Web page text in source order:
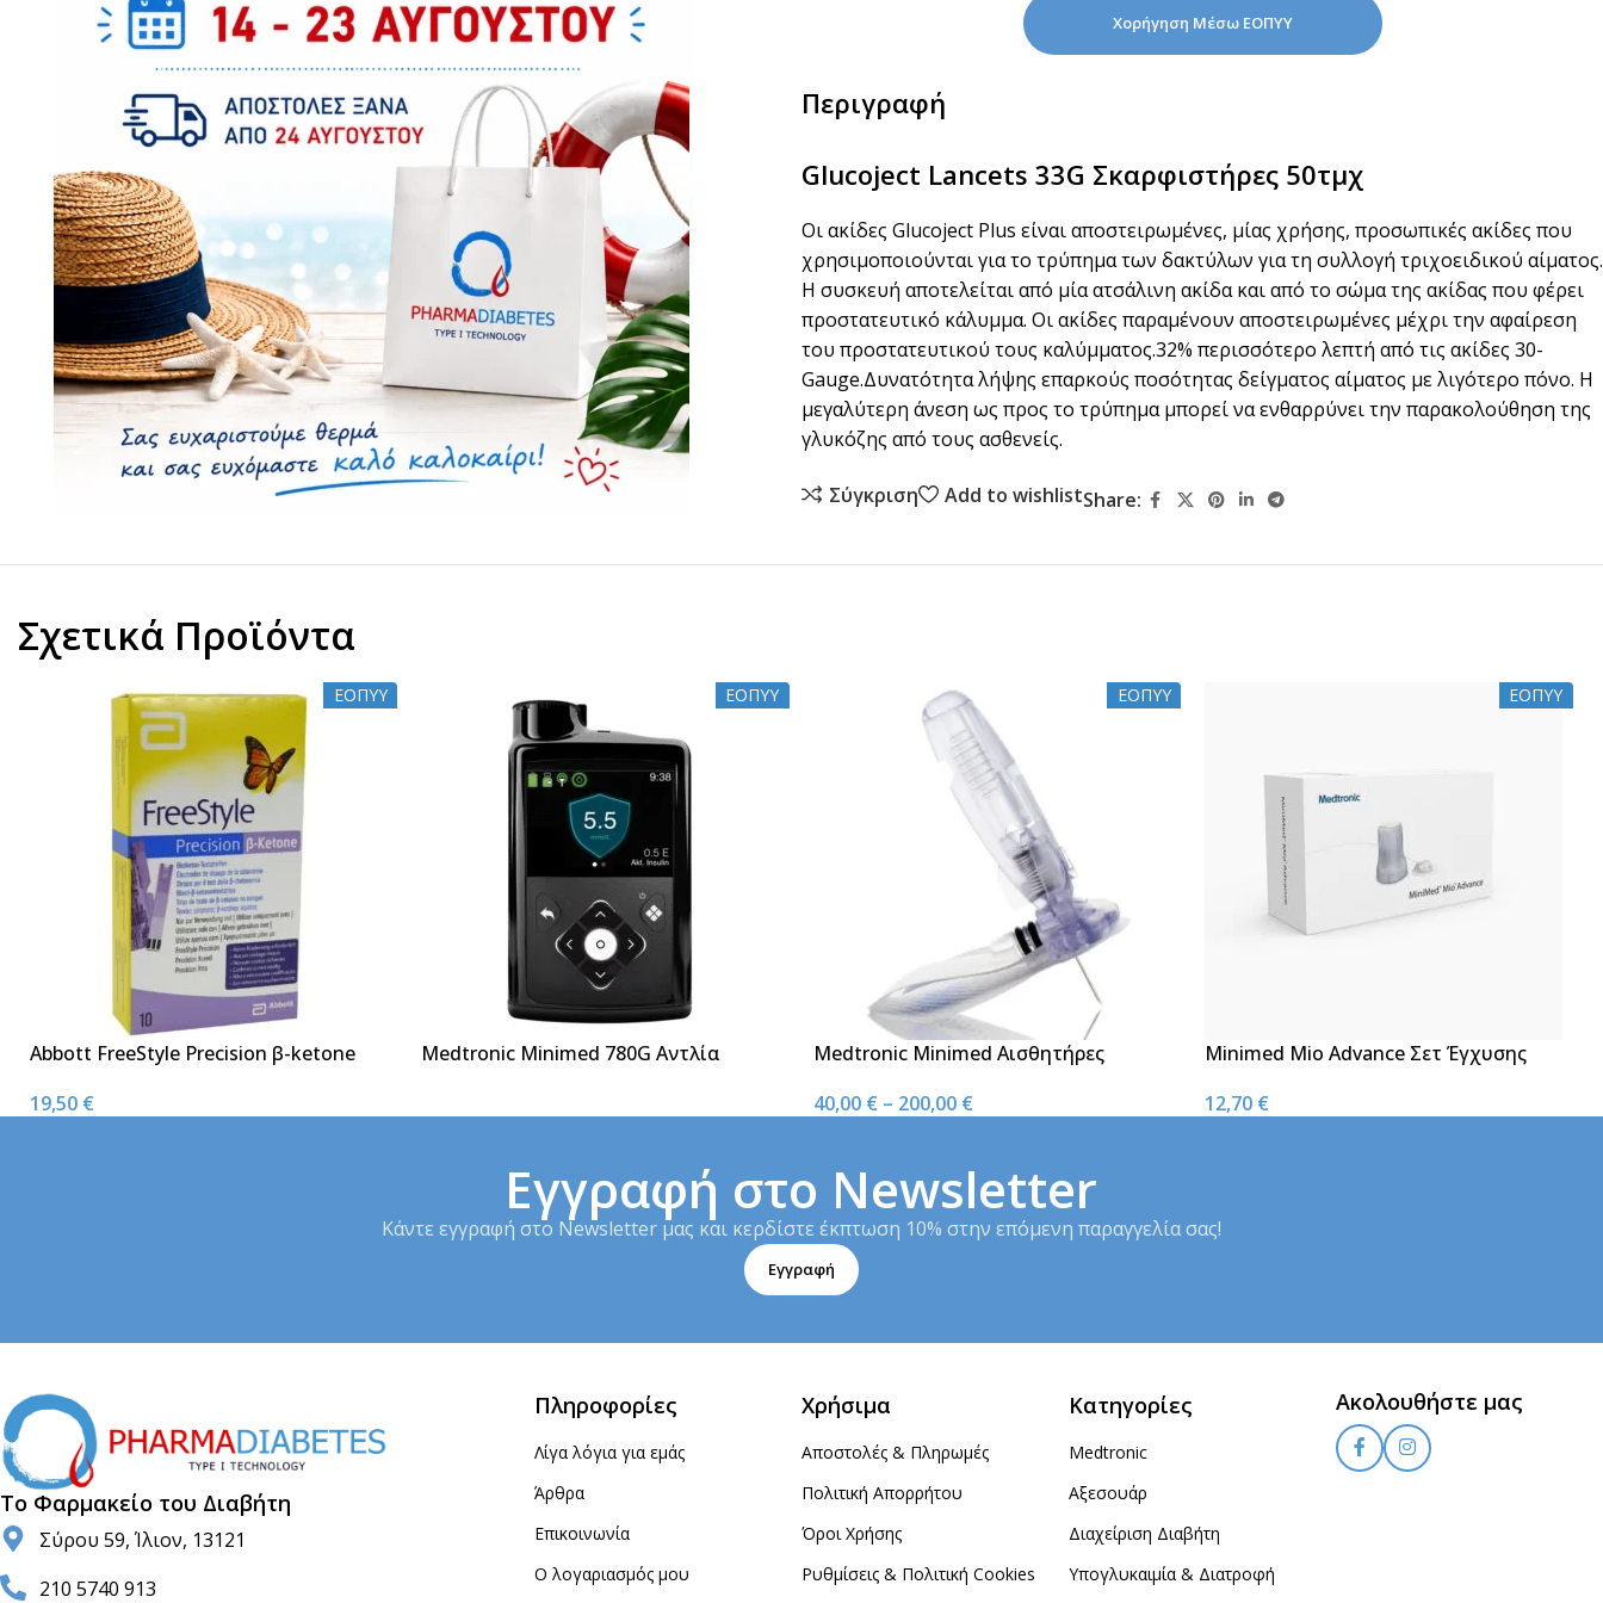
Χορήγηση Μέσω ΕΟΠΥΥ
Περιγραφή
Glucoject Lancets 33G Σκαρφιστήρες 50τμχ
Οι ακίδες Glucoject Plus είναι αποστειρωμένες, μίας χρήσης, προσωπικές ακίδες που
χρησιμοποιούνται για το τρύπημα των δακτύλων για τη συλλογή τριχοειδικού αίματος.
Η συσκευή αποτελείται από μία ατσάλινη ακίδα και από το σώμα της ακίδας που φέρει
προστατευτικό κάλυμμα. Οι ακίδες παραμένουν αποστειρωμένες μέχρι την αφαίρεση
του προστατευτικού τους καλύμματος.32% περισσότερο λεπτή από τις ακίδες 30-
Gauge.Δυνατότητα λήψης επαρκούς ποσότητας δείγματος αίματος με λιγότερο πόνο. Η
μεγαλύτερη άνεση ως προς το τρύπημα μπορεί να ενθαρρύνει την παρακολούθηση της
γλυκόζης από τους ασθενείς.
Σύγκριση Add to wishlistShare:
Σχετικά Προϊόντα
ΕΟΠΥΥ
Abbott FreeStyle Precision β-ketone
19,50 €
ΕΟΠΥΥ
Medtronic Minimed 780G Αντλία
ΕΟΠΥΥ
Medtronic Minimed Αισθητήρες
40,00 € – 200,00 €
ΕΟΠΥΥ
Minimed Mio Advance Σετ Έγχυσης
12,70 €
Εγγραφή στο Newsletter
Κάντε εγγραφή στο Newsletter μας και κερδίστε έκπτωση 10% στην επόμενη παραγγελία σας!
Εγγραφή
Το Φαρμακείο του Διαβήτη
Σύρου 59, Ίλιον, 13121
210 5740 913
Πληροφορίες
Λίγα λόγια για εμάς
Άρθρα
Επικοινωνία
Ο λογαριασμός μου
Χρήσιμα
Αποστολές & Πληρωμές
Πολιτική Απορρήτου
Όροι Χρήσης
Ρυθμίσεις & Πολιτική Cookies
Κατηγορίες
Medtronic
Αξεσουάρ
Διαχείριση Διαβήτη
Υπογλυκαιμία & Διατροφή
Ακολουθήστε μας